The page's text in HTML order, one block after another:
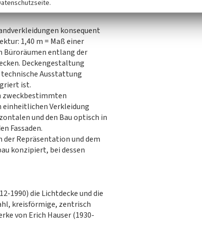
konsequent
1,40 m = Maß einer
Büroräumen entlang der
Deckengestaltung
Ausstattung
ist.
zweckbestimmten
einheitlichen Verkleidung
und den Bau optisch in
Fassaden.
Repräsentation und dem
konzipiert, bei dessen
1990) die Lichtdecke und die
kreisförmige, zentrisch
von Erich Hauser (1930-